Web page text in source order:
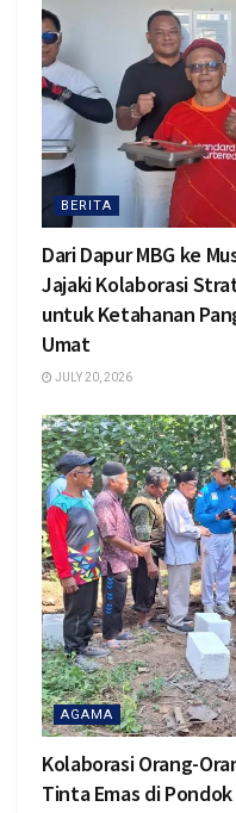
BERITA
Dari Dapur MBG ke
Jajaki Kolaborasi
untuk Ketahanan
Umat
JULY 20, 2026
AGAMA
Kolaborasi Orang-
Tinta Emas di Pondok